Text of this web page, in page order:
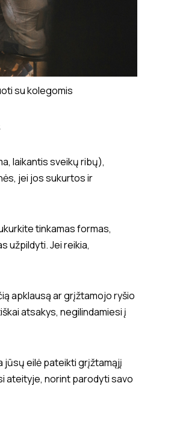
su kolegomis
laikantis sveikų ribų),
jei jos sukurtos ir
tinkamas formas,
užpildyti. Jei reikia,
apklausą ar grįžtamojo ryšio
atsakys, negilindamiesi į
jūsų eilė pateikti grįžtamąjį
ateityje, norint parodyti savo